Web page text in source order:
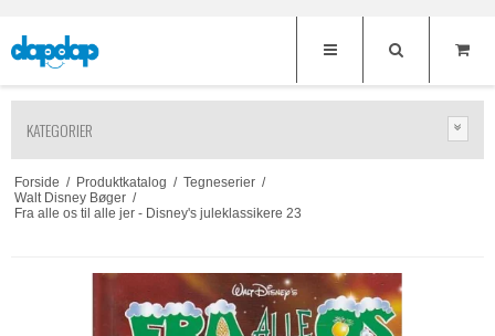
KATEGORIER
Forside / Produktkatalog / Tegneserier /
Walt Disney Bøger /
Fra alle os til alle jer - Disney's juleklassikere 23